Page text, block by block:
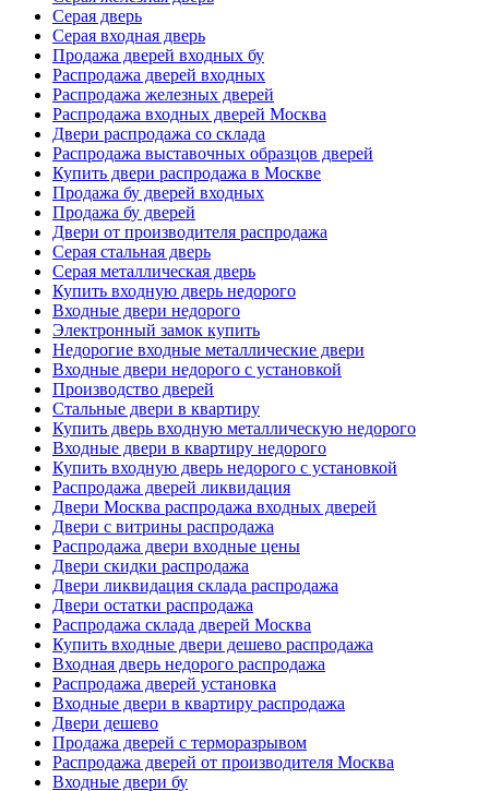
Серая дверь
Серая входная дверь
Продажа дверей входных бу
Распродажа дверей входных
Распродажа железных дверей
Распродажа входных дверей Москва
Двери распродажа со склада
Распродажа выставочных образцов дверей
Купить двери распродажа в Москве
Продажа бу дверей входных
Продажа бу дверей
Двери от производителя распродажа
Серая стальная дверь
Серая металлическая дверь
Купить входную дверь недорого
Входные двери недорого
Электронный замок купить
Недорогие входные металлические двери
Входные двери недорого с установкой
Производство дверей
Стальные двери в квартиру
Купить дверь входную металлическую недорого
Входные двери в квартиру недорого
Купить входную дверь недорого с установкой
Распродажа дверей ликвидация
Двери Москва распродажа входных дверей
Двери с витрины распродажа
Распродажа двери входные цены
Двери скидки распродажа
Двери ликвидация склада распродажа
Двери остатки распродажа
Распродажа склада дверей Москва
Купить входные двери дешево распродажа
Входная дверь недорого распродажа
Распродажа дверей установка
Входные двери в квартиру распродажа
Двери дешево
Продажа дверей с терморазрывом
Распродажа дверей от производителя Москва
Входные двери бу